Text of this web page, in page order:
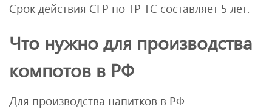
Срок действия СГР по ТР ТС составляет 5 лет.
Что нужно для производства
компотов в РФ
Для производства напитков в РФ